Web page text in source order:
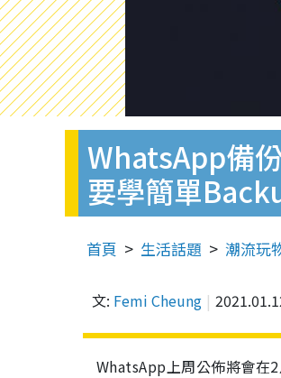
WhatsApp備
要學簡單
首頁 生活話題 潮流玩
文: Femi Cheung
WhatsApp上周公佈將會在